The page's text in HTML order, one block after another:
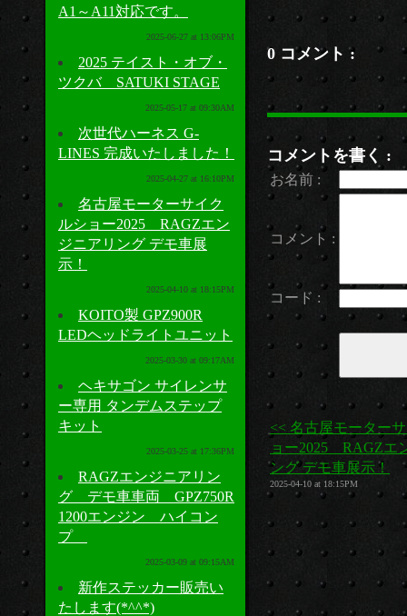
A1～A11対応です。
2025-06-27 at 13:06PM
2025 テイスト・オブ・
ツクバ SATUKI STAGE
2025-05-17 at 09:30AM
次世代ハーネス G-
LINES 完成いたしました！
2025-04-27 at 16:10PM
名古屋モーターサイク
ルショー2025 RAGZエン
ジニアリング デモ車展
示！
2025-04-10 at 18:15PM
KOITO製 GPZ900R
LEDヘッドライトユニット
2025-03-30 at 09:17AM
ヘキサゴン サイレンサ
ー専用 タンデムステップ
キット
2025-03-25 at 17:36PM
RAGZエンジニアリン
グ デモ車車両 GPZ750R
1200エンジン ハイコン
プ
2025-03-09 at 09:15AM
新作ステッカー販売い
たします(*^^*)
0 コメント :
コメントを書く :
お名前 :
コメント :
コード :
<< 名古屋モーター
ョー2025 RAGZエ
ング デモ車展示！
2025-04-10 at 18:15PM